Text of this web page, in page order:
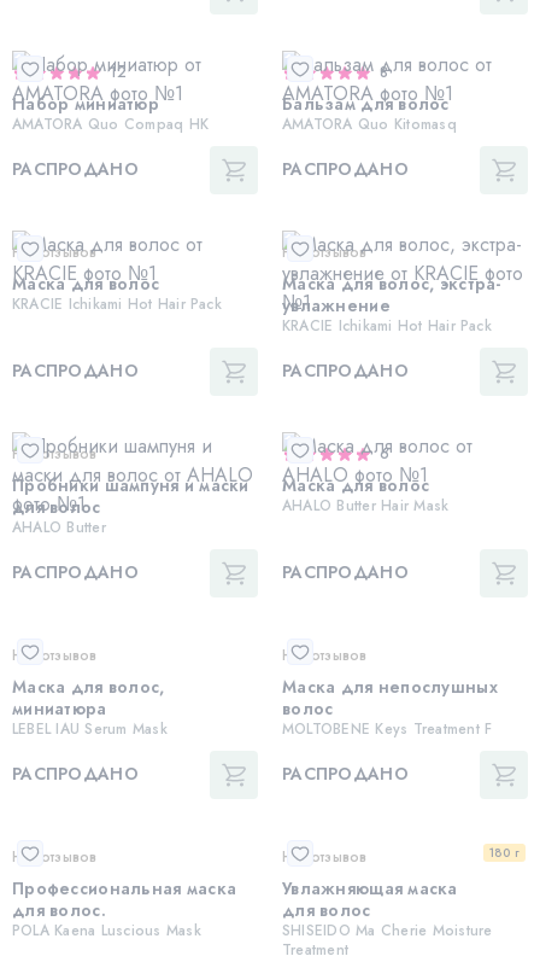
12
Набор миниатюр
AMATORA Quo Compaq HK
РАСПРОДАНО
8
Бальзам для волос
AMATORA Quo Kitomasq
РАСПРОДАНО
Нет отзывов
Маска для волос
KRACIE Ichikami Hot Hair Pack
РАСПРОДАНО
Нет отзывов
Маска для волос, экстра-
увлажнение
KRACIE Ichikami Hot Hair Pack
РАСПРОДАНО
Нет отзывов
Пробники шампуня и маски
для волос
AHALO Butter
РАСПРОДАНО
6
Маска для волос
AHALO Butter Hair Mask
РАСПРОДАНО
Нет отзывов
Маска для волос,
миниатюра
LEBEL IAU Serum Mask
РАСПРОДАНО
Нет отзывов
Маска для непослушных
волос
MOLTOBENE Keys Treatment F
РАСПРОДАНО
Нет отзывов
Профессиональная маска
для волос.
POLA Kaena Luscious Mask
180 г
Нет отзывов
Увлажняющая маска
для волос
SHISEIDO Ma Cherie Moisture
Treatment